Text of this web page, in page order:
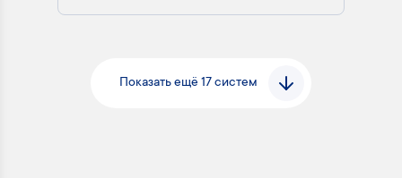
Показать ещё 17 систем